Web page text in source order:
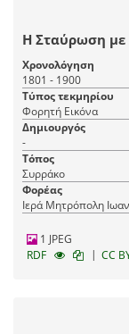
Η Σταύρωση με
Χρονολόγηση
1801 - 1900
Τύπος τεκμηρίου
Φορητή Εικόνα
Δημιουργός
-
Τόπος
Συρράκο
Φορέας
Ιερά Μητρόπολη
1 JPEG
RDF
| CC